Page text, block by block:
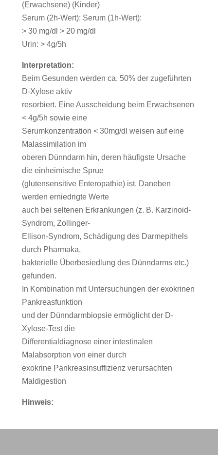
(Erwachsene) (Kinder)
Serum (2h-Wert): Serum (1h-Wert):
> 30 mg/dl > 20 mg/dl
Urin: > 4g/5h
Interpretation:
Beim Gesunden werden ca. 50% der zugeführten
D-Xylose aktiv
resorbiert. Eine Ausscheidung beim Erwachsenen
< 4g/5h sowie eine
Serumkonzentration < 30mg/dl weisen auf eine
Malassimilation im
oberen Dünndarm hin, deren häufigste Ursache
die einheimische Sprue
(glutensensitive Enteropathie) ist. Daneben
werden erniedrigte Werte
auch bei seltenen Erkrankungen (z. B. Karzinoid-
Syndrom, Zollinger-
Ellison-Syndrom, Schädigung des Darmepithels
durch Pharmaka,
bakterielle Überbesiedlung des Dünndarms etc.)
gefunden.
In Kombination mit Untersuchungen der exokrinen
Pankreasfunktion
und der Dünndarmbiopsie ermöglicht der D-
Xylose-Test die
Differentialdiagnose einer intestinalen
Malabsorption von einer durch
exokrine Pankreasinsuffizienz verursachten
Maldigestion
Hinweis: